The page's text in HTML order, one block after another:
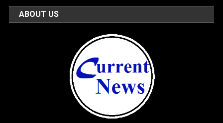
ABOUT US